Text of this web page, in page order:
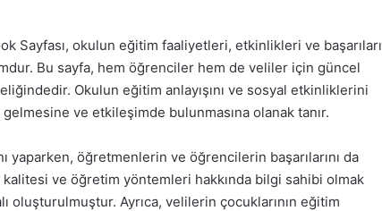
Sayfası, okulun eğitim faaliyetleri, etkinlikleri ve başarıları
Bu sayfa, hem öğrenciler hem de veliler için güncel
Okulun eğitim anlayışını ve sosyal etkinliklerini
ve etkileşimde bulunmasına olanak tanır.
yaparken, öğretmenlerin ve öğrencilerin başarılarını da
ve öğretim yöntemleri hakkında bilgi sahibi olmak
Ayrıca, velilerin çocuklarının eğitim